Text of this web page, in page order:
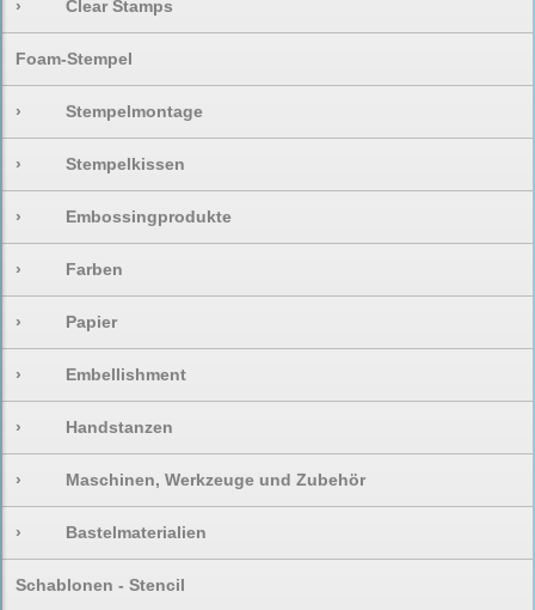
› Clear Stamps
Foam-Stempel
› Stempelmontage
› Stempelkissen
› Embossingprodukte
› Farben
› Papier
› Embellishment
› Handstanzen
› Maschinen, Werkzeuge und Zubehör
› Bastelmaterialien
Schablonen - Stencil